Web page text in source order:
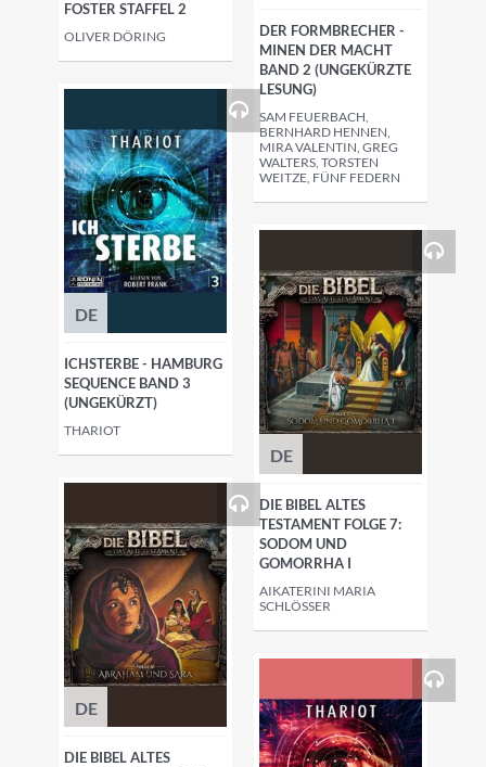
FOSTER STAFFEL 2
OLIVER DÖRING
DER FORMBRECHER -
MINEN DER MACHT
BAND 2 (UNGEKÜRZTE
LESUNG)
SAM FEUERBACH,
BERNHARD HENNEN,
MIRA VALENTIN, GREG
WALTERS, TORSTEN
WEITZE, FÜNF FEDERN
DE
ICHSTERBE - HAMBURG
SEQUENCE BAND 3
(UNGEKÜRZT)
THARIOT
DE
DIE BIBEL ALTES
TESTAMENT FOLGE 7:
SODOM UND
GOMORRHA I
AIKATERINI MARIA
SCHLÖSSER
DE
DIE BIBEL ALTES